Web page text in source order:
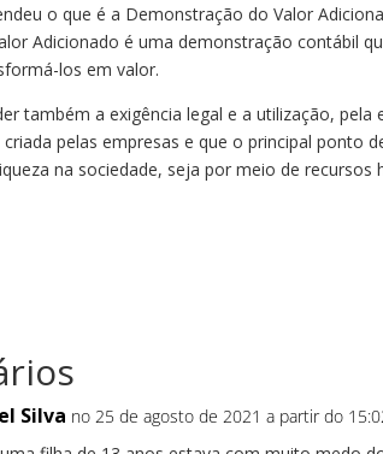
o que é a Demonstração do Valor
Adicionado é uma demonstração contábil
los em valor.
também a exigência legal e a utilização,
pelas empresas e que o principal ponto
na sociedade, seja por meio de
Silva no 25 de agosto de 2021 a partir do